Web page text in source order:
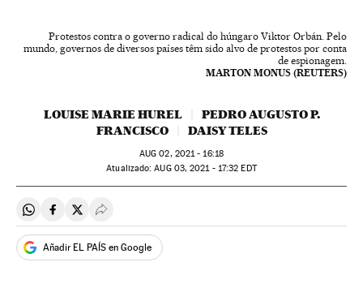
Protestos contra o governo radical do húngaro Viktor Orbán. Pelo
mundo, governos de diversos países têm sido alvo de protestos por conta
de espionagem.
MARTON MONUS (REUTERS)
LOUISE MARIE HUREL
PEDRO AUGUSTO P.
FRANCISCO
DAISY TELES
AUG 02, 2021 - 16:18
atualizado: AUG03, 2021 - 17:32 EDT
Compartir en Whatsapp
Compartir en Facebook
Compartir en Twitter
Desplegar Redes Sociales
Añadir EL PAÍS en Google